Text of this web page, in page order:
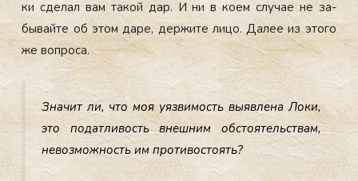
ки сде­лал вам та­кой дар. И ни в ко­ем слу­чае не за­
бывай­те об этом да­ре, дер­жи­те ли­цо.Да­лее из это­го
же воп­ро­са.
Зна­чит ли, что моя у­яз­ви­мость вы­яв­ле­на Ло­ки,
это по­дат­ли­вость внеш­ним об­сто­ятель­ствам,
не­воз­можность им про­тивос­то­ять?